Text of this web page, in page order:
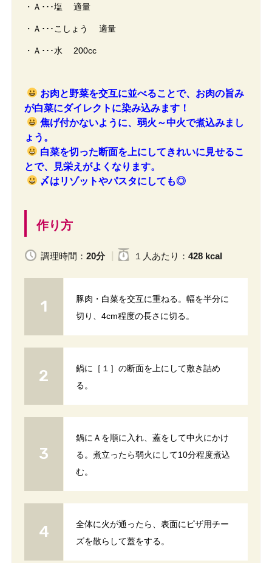
・Ａ･･･塩 適量
・Ａ･･･こしょう 適量
・Ａ･･･水 200cc
お肉と野菜を交互に並べることで、お肉の旨み
が白菜にダイレクトに染み込みます！
焦げ付かないように、弱火～中火で煮込みまし
ょう。
白菜を切った断面を上にしてきれいに見せるこ
とで、見栄えがよくなります。
〆はリゾットやパスタにしても◎
作り方
調理時間： 20分 １人 あたり ： 428 kcal
豚肉・白菜を交互に重ねる。幅を半分に
切り、4cm程度の長さに切る。
鍋に［１］の断面を上にして敷き詰め
る。
鍋にＡを順に入れ、蓋をして中火にかけ
る。煮立ったら弱火にして10分程度煮込
む。
全体に火が通ったら、表面にピザ用チー
ズを散らして蓋をする。